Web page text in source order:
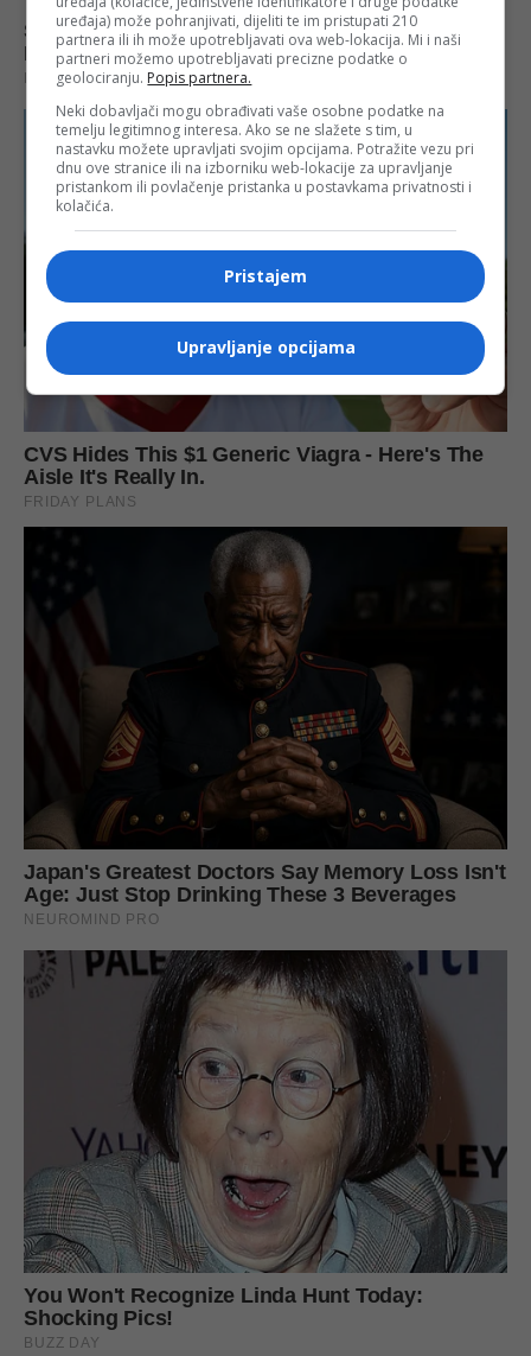
uređaja) može pohranjivati, dijeliti te im pristupati 210
partnera ili ih može upotrebljavati ova web-lokacija. Mi i naši
partneri možemo upotrebljavati precizne podatke o
geolociranju. Popis partnera.
Neki dobavljači mogu obrađivati vaše osobne podatke na
temelju legitimnog interesa. Ako se ne slažete s tim, u
nastavku možete upravljati svojim opcijama. Potražite vezu pri
dnu ove stranice ili na izborniku web-lokacije za upravljanje
pristankom ili povlačenje pristanka u postavkama privatnosti i
kolačića.
Pristajem
Upravljanje opcijama